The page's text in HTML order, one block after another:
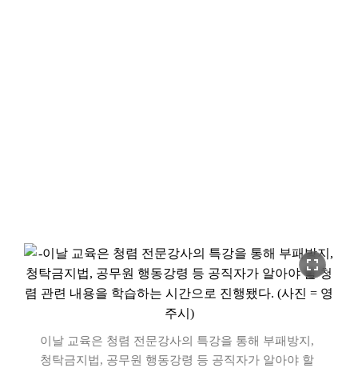
fullscreen
이날 교육은 청렴 전문강사의 특강을 통해 부패방지,
청탁금지법, 공무원 행동강령 등 공직자가 알아야 할